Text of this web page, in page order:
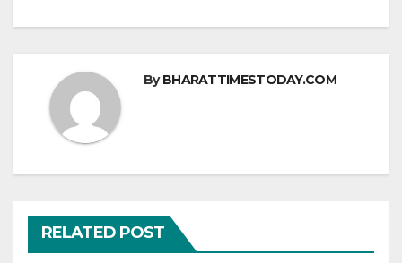
ByBHARATTIMESTODAY.COM
RELATED POST